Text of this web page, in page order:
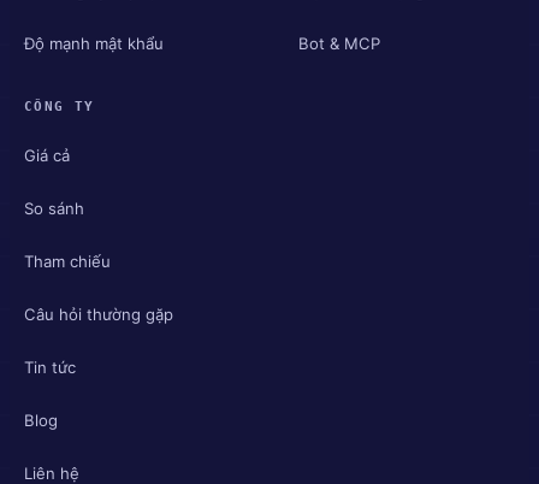
Độ mạnh mật khẩu Bot & MCP
CÔNG TY
Giá cả
So sánh
Tham chiếu
Câu hỏi thường gặp
Tin tức
Blog
Liên hệ